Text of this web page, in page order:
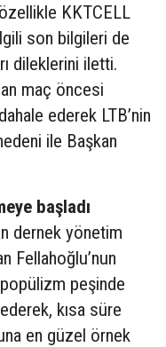
KKTCELL
son bilgileri de
dileklerini iletti.
maç öncesi
ederek LTB’nin
ile Başkan
başladı
dernek yönetim
Fellahoğlu’nun
peşinde
kısa süre
en güzel örnek